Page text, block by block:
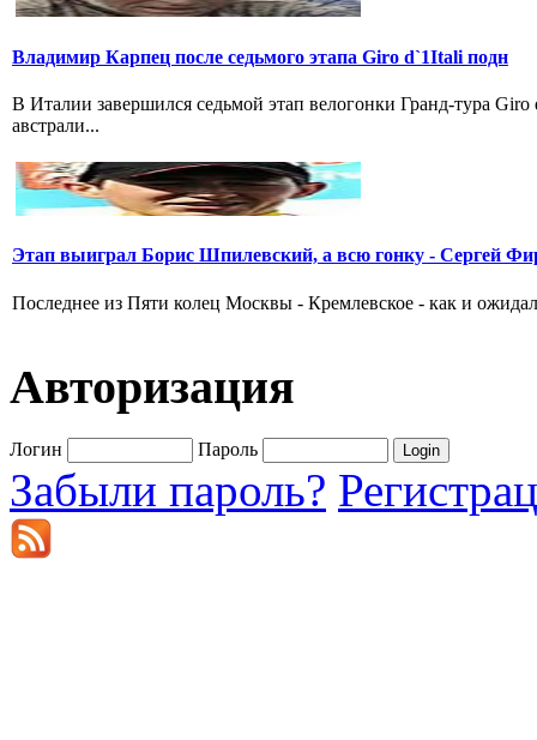
Владимир Карпец после седьмого этапа Giro d`1Itali подн
В Италии завершился седьмой этап велогонки Гранд-тура
австрали...
Этап выиграл Борис Шпилевский, а всю гонку - Сергей
Последнее из Пяти колец Москвы - Кремлевское - как и
Авторизация
Логин Пароль
Забыли пароль?